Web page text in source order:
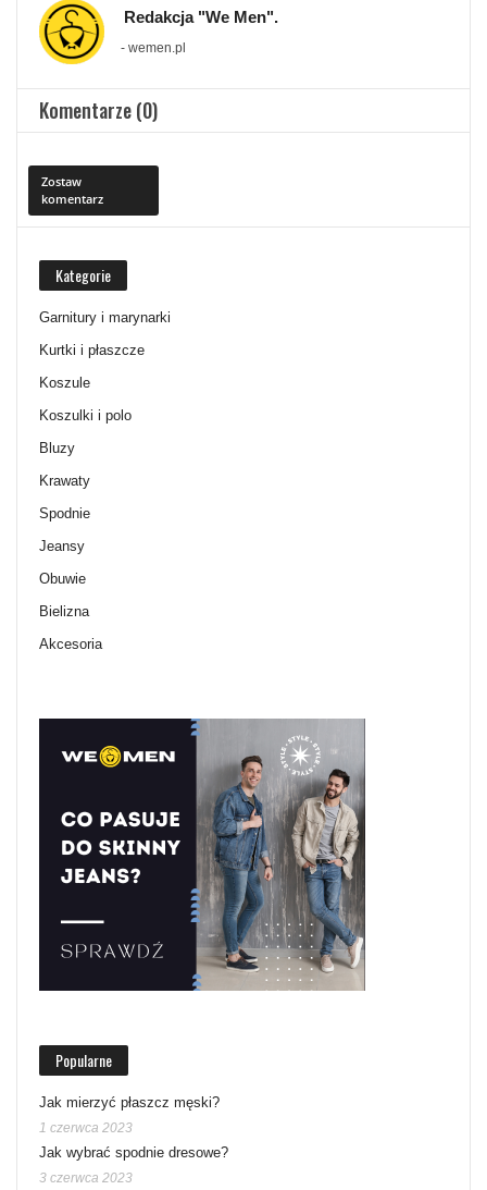
Redakcja "We Men".
- wemen.pl
Komentarze (0)
Zostaw
komentarz
Kategorie
Garnitury i marynarki
Kurtki i płaszcze
Koszule
Koszulki i polo
Bluzy
Krawaty
Spodnie
Jeansy
Obuwie
Bielizna
Akcesoria
Popularne
Jak mierzyć płaszcz męski?
1 czerwca 2023
Jak wybrać spodnie dresowe?
3 czerwca 2023